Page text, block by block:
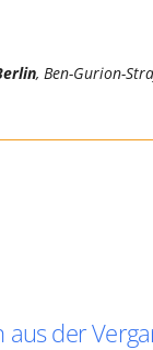
, Ben-Gurion-
aus der